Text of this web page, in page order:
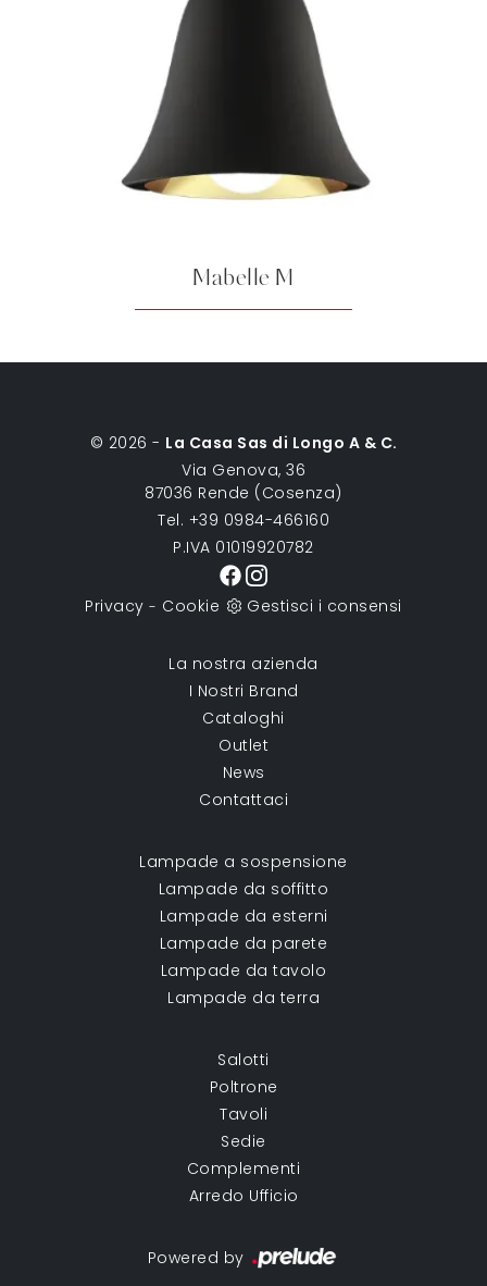
Mabelle M
© 2026 - La Casa Sas di Longo A & C.
Via Genova, 36
87036 Rende (Cosenza)
Tel. +39 0984-466160
P.IVA 01019920782
Privacy - Cookie Gestisci i consensi
La nostra azienda
I Nostri Brand
Cataloghi
Outlet
News
Contattaci
Lampade a sospensione
Lampade da soffitto
Lampade da esterni
Lampade da parete
Lampade da tavolo
Lampade da terra
Salotti
Poltrone
Tavoli
Sedie
Complementi
Arredo Ufficio
Powered by